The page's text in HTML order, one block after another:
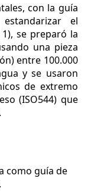
con la guía
el
se preparó la
una pieza
entre 100.000
y se usaron
de extremo
(ISO544) que
como guía de